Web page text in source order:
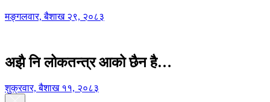
मङ्गलवार, बैशाख २९, २०८३
अझै नि लोकतन्त्र आको छैन है…
शुक्रवार, बैशाख ११, २०८३